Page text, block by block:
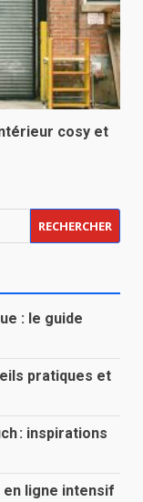
cosy et
: le guide
pratiques et
: inspirations
en ligne intensif